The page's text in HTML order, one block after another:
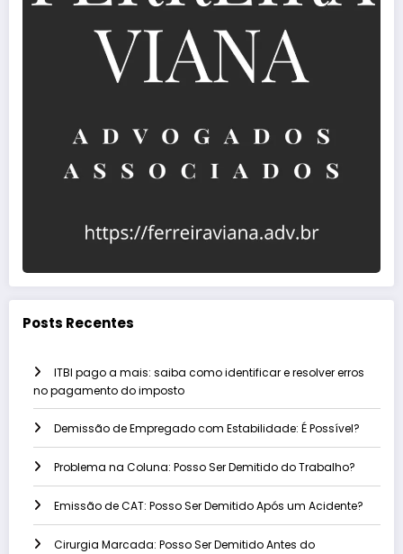
Posts Recentes
ITBI pago a mais: saiba como identificar e resolver erros
no pagamento do imposto
Demissão de Empregado com Estabilidade: É Possível?
Problema na Coluna: Posso Ser Demitido do Trabalho?
Emissão de CAT: Posso Ser Demitido Após um Acidente?
Cirurgia Marcada: Posso Ser Demitido Antes do